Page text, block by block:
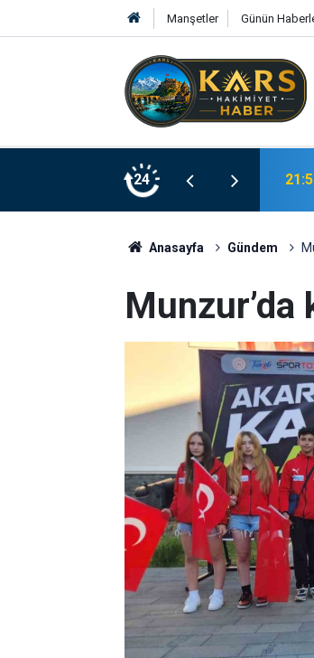
Manşetler Günün
24
Hizmete Açıldı
Anasayfa Gündem
Munzur’da